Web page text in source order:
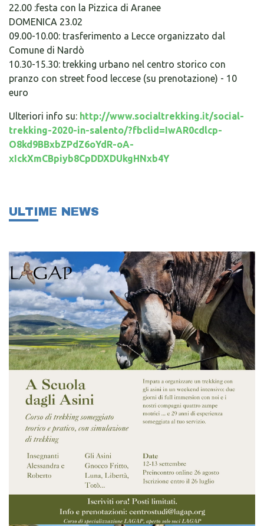
22.00 :festa con la Pizzica di Aranee
DOMENICA 23.02
09.00-10.00: trasferimento a Lecce organizzato dal
Comune di Nardò
10.30-15.30: trekking urbano nel centro storico con
pranzo con street food leccese (su prenotazione) - 10
euro
Ulteriori info su: http://www.socialtrekking.it/social-
trekking-2020-in-salento/?fbclid=IwAR0cdlcp-
O8kd9BBxbZPdZ6oYdR-oA-
xIckXmCBpiyb8CpDDXDUkgHNxb4Y
ULTIME NEWS